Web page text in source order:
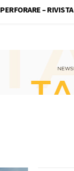
PERFORARE – RIVISTA